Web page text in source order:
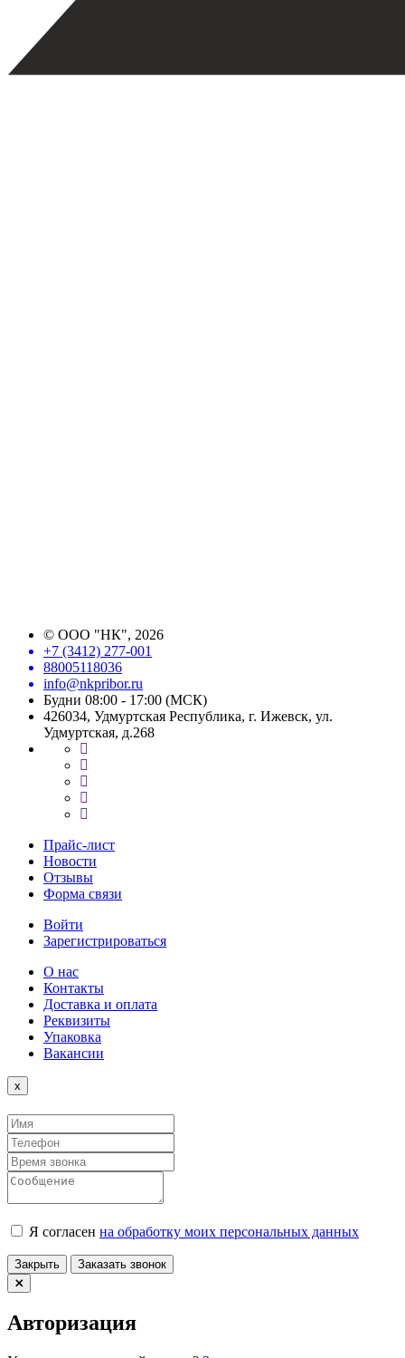
© ООО "НК", 2026
+7 (3412) 277-001
88005118036
info@nkpribor.ru
Будни 08:00 - 17:00 (МСК)
426034, Удмуртская Республика, г. Ижевск, ул.
Удмуртская, д.268
Прайс-лист
Новости
Отзывы
Форма связи
Войти
Зарегистрироваться
О нас
Контакты
Доставка и оплата
Реквизиты
Упаковка
Вакансии
x
Я согласен на обработку моих персональных данных
Закрыть Заказать звонок
Авторизация